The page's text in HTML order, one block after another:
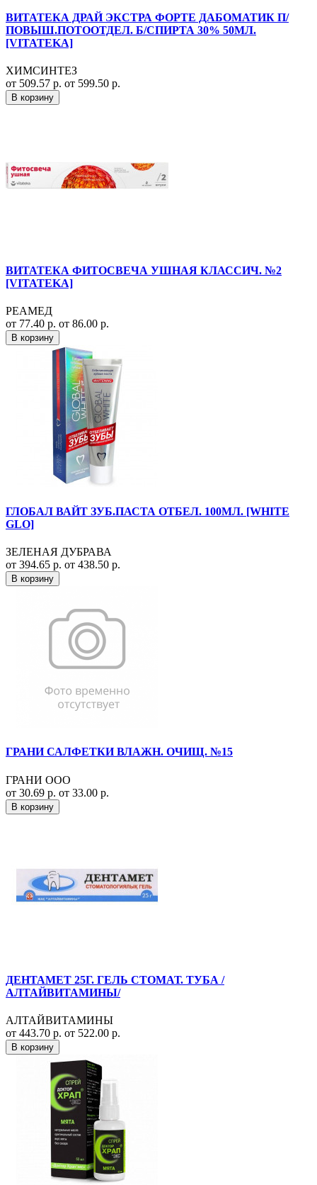
ВИТАТЕКА ДРАЙ ЭКСТРА ФОРТЕ ДАБОМАТИК П/
ПОВЫШ.ПОТООТДЕЛ. Б/СПИРТА 30% 50МЛ.
[VITATEKA]
ХИМСИНТЕЗ
от 509.57 р. от 599.50 р.
В корзину
ВИТАТЕКА ФИТОСВЕЧА УШНАЯ КЛАССИЧ. №2
[VITATEKA]
РЕАМЕД
от 77.40 р. от 86.00 р.
В корзину
ГЛОБАЛ ВАЙТ ЗУБ.ПАСТА ОТБЕЛ. 100МЛ. [WHITE
GLO]
ЗЕЛЕНАЯ ДУБРАВА
от 394.65 р. от 438.50 р.
В корзину
ГРАНИ САЛФЕТКИ ВЛАЖН. ОЧИЩ. №15
ГРАНИ ООО
от 30.69 р. от 33.00 р.
В корзину
ДЕНТАМЕТ 25Г. ГЕЛЬ СТОМАТ. ТУБА /
АЛТАЙВИТАМИНЫ/
АЛТАЙВИТАМИНЫ
от 443.70 р. от 522.00 р.
В корзину